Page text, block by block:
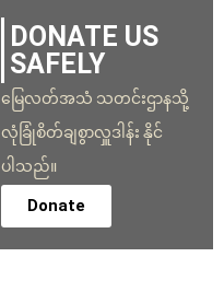
DONATE US
SAFELY
မြေလတ်အသံ သတင်းဌာနသို့
လုံခြုံစိတ်ချစွာလှူဒါန်း နိုင်
ပါသည်။
Donate